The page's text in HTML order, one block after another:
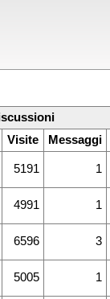
Visite Messaggi
5191 1
4991 1
6596 3
5005 1